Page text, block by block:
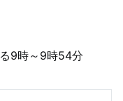
9時～9時54分